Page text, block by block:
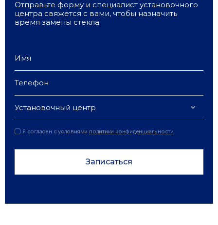
Отправьте форму и специалист установочного
центра свяжется с вами, чтобы назначить
время замены стекла.
Установочный центр
Я согласен с условиями политики конфиденциальности
Записаться